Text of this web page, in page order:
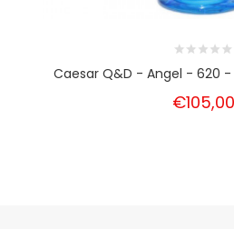
Caesar Q&D - Angel - 620 -
€105,00